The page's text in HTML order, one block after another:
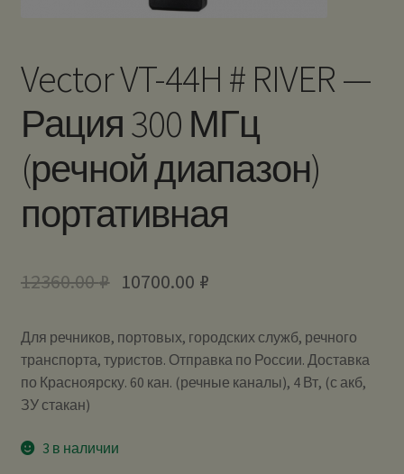
Vector VT-44H # RIVER —
Рация 300 МГц
(речной диапазон)
портативная
12360.00₽ 10700.00 ₽
Для речников, портовых, городских служб, речного
транспорта, туристов. Отправка по России. Доставка
по Красноярску. 60 кан. (речные каналы), 4 Вт, (с акб,
ЗУ стакан)
3 в наличии